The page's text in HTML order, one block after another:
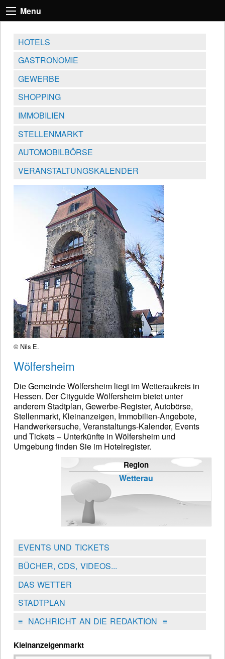
Menu
HOTELS
GASTRONOMIE
GEWERBE
SHOPPING
IMMOBILIEN
STELLENMARKT
AUTOMOBILBÖRSE
VERANSTALTUNGSKALENDER
© Nils E.
Wölfersheim
Die Gemeinde Wölfersheim liegt im Wetteraukreis in
Hessen. Der Cityguide Wölfersheim bietet unter
anderem Stadtplan, Gewerbe-Register, Autobörse,
Stellenmarkt, Kleinanzeigen, Immobilien-Angebote,
Handwerkersuche, Veranstaltungs-Kalender, Events
und Tickets – Unterkünfte in Wölfersheim und
Umgebung finden Sie im Hotelregister.
Region
Wetterau
EVENTS UND TICKETS
BÜCHER, CDS, VIDEOS...
DAS WETTER
STADTPLAN
≡NACHRICHT AN DIE REDAKTION ≡
Kleinanzeigenmarkt